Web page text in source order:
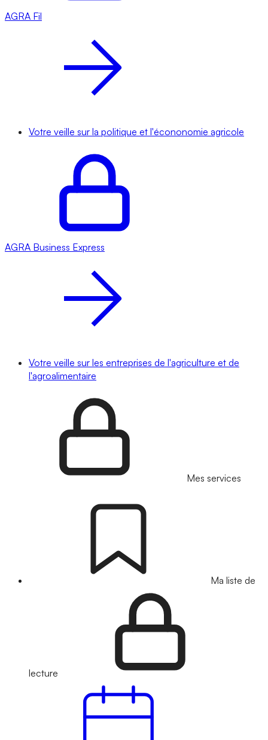
AGRA Fil
Votre veille sur la politique et l'écononomie agricole
AGRA Business Express
Votre veille sur les entreprises de l'agriculture et de
l'agroalimentaire
Mes services
Ma liste de
lecture